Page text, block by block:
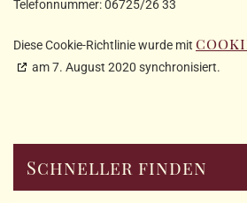
Telefonnummer: 06725/26 33
Diese Cookie-Richtlinie wurde mit
am 7. August 2020 synchronisiert.
Schneller finden